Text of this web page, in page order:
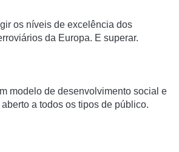
os níveis de excelência dos
da Europa. E superar.
modelo de desenvolvimento social e
a todos os tipos de público.